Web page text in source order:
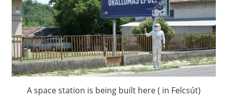
A space station is being built here ( in Felcsút)